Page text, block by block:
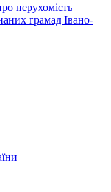
нерухомість
грамад Івано-